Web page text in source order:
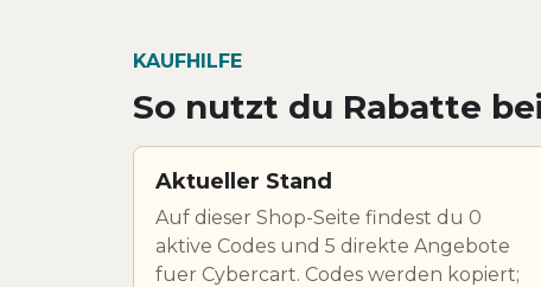
KAUFHILFE
So nutzt du Rabatte
Aktueller Stand
Auf dieser Shop-Seite findest du 0
aktive Codes und 5 direkte Angebote
fuer Cybercart. Codes werden kopiert;